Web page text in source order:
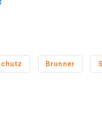
Brunner